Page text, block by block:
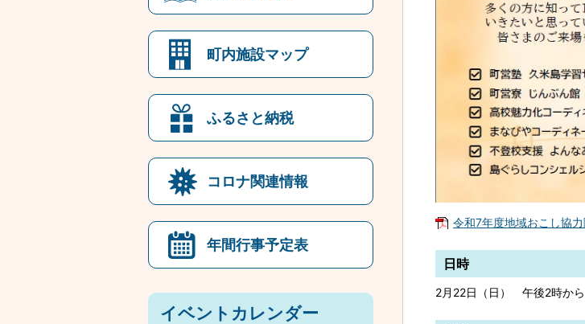
令和7年度地域おこし協
日時
2月22日（日） 午後2時か
町内施設マップ
ふるさと納税
コロナ関連情報
年間行事予定表
イベントカレンダー